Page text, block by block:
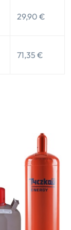
29,90 €
71,35 €